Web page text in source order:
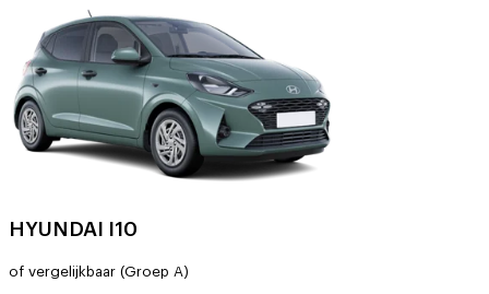
HYUNDAI I10
of vergelijkbaar (Groep A)